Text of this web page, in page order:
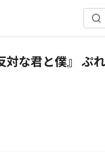
対な君と僕』 ぷ